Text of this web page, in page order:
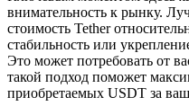
внимательность к рынку.
стоимость Tether
стабильность или
Это может потребовать от
такой подход поможет
приобретаемых USDT за